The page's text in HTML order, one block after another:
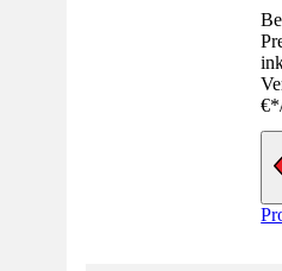
€*